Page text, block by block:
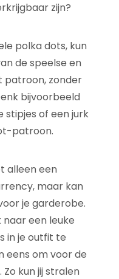
zijn?
polka dots, kun
de speelse en
patroon, zonder
bijvoorbeeld
stipjes of een jurk
patroon.
alleen een
maar kan
je garderobe.
naar een leuke
in je outfit te
eens om voor de
kun jij stralen